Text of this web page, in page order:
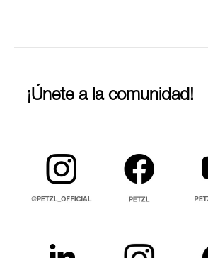
¡Únete a la comunidad!